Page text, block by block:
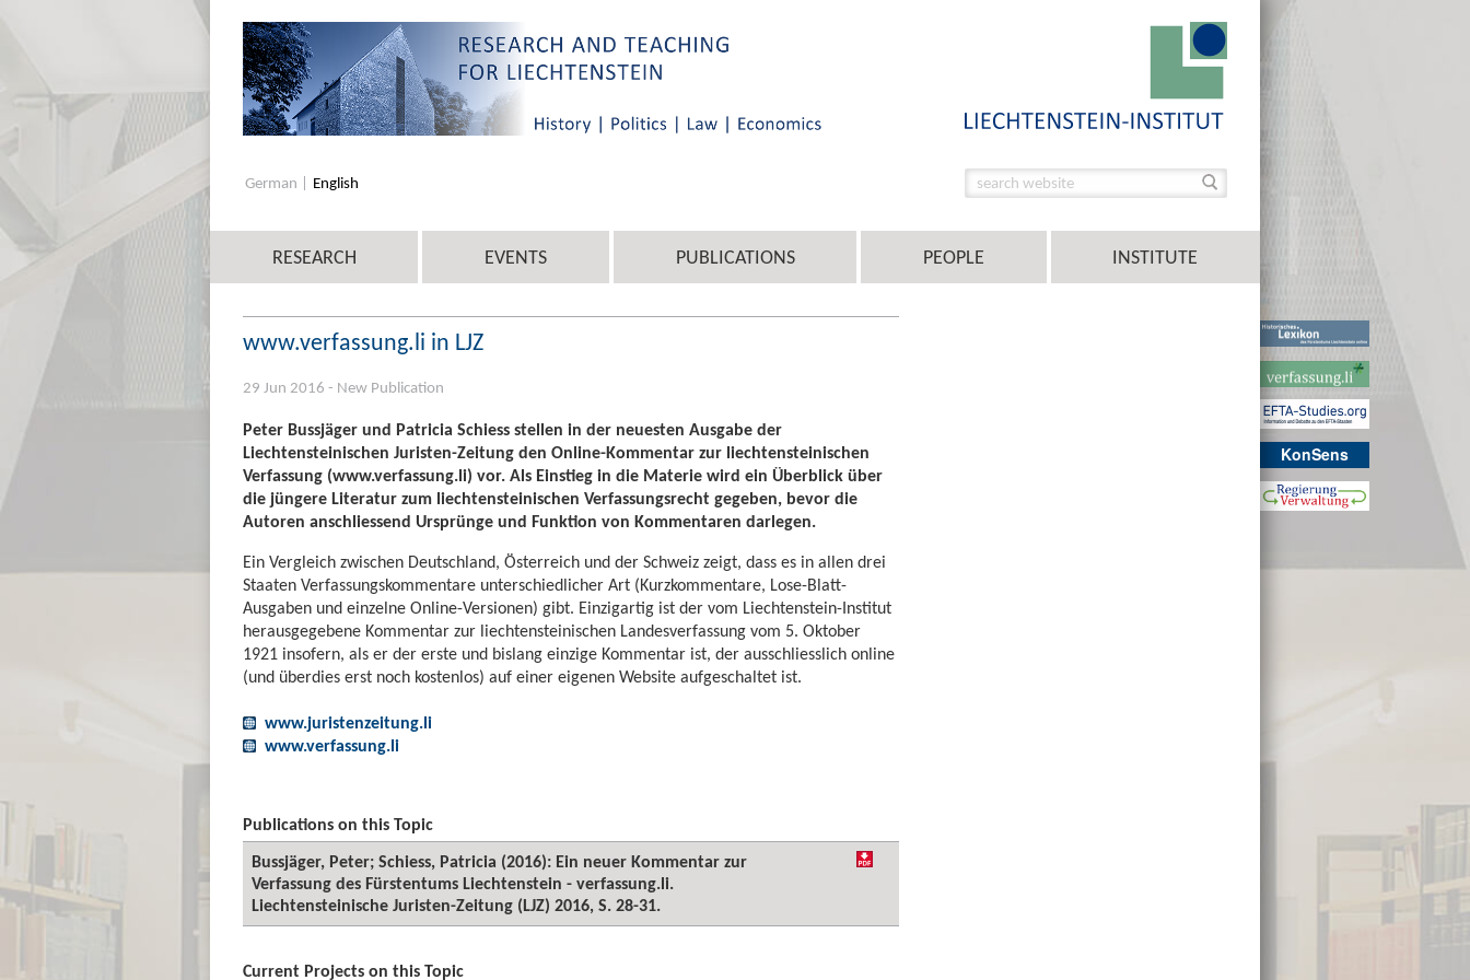
KonSens
German English
RESEARCH EVENTS PUBLICATIONS PEOPLE INSTITUTE
www.verfassung.li in LJZ
29 Jun 2016 - New Publication
Peter Bussjäger und Patricia Schiess stellen in der neuesten Ausgabe der
Liechtensteinischen Juristen-Zeitung den Online-Kommentar zur liechtensteinischen
Verfassung (www.verfassung.li) vor. Als Einstieg in die Materie wird ein Überblick über
die jüngere Literatur zum liechtensteinischen Verfassungsrecht gegeben, bevor die
Autoren anschliessend Ursprünge und Funktion von Kommentaren darlegen.
Ein Vergleich zwischen Deutschland, Österreich und der Schweiz zeigt, dass es in allen drei
Staaten Verfassungskommentare unterschiedlicher Art (Kurzkommentare, Lose-Blatt-
Ausgaben und einzelne Online-Versionen) gibt. Einzigartig ist der vom Liechtenstein-Institut
herausgegebene Kommentar zur liechtensteinischen Landesverfassung vom 5. Oktober
1921 insofern, als er der erste und bislang einzige Kommentar ist, der ausschliesslich online
(und überdies erst noch kostenlos) auf einer eigenen Website aufgeschaltet ist.
www.juristenzeitung.li
www.verfassung.li
Publications on this Topic
Bussjäger, Peter; Schiess, Patricia (2016): Ein neuer Kommentar zur
Verfassung des Fürstentums Liechtenstein - verfassung.li.
Liechtensteinische Juristen-Zeitung (LJZ) 2016, S. 28-31.
Current Projects on this Topic